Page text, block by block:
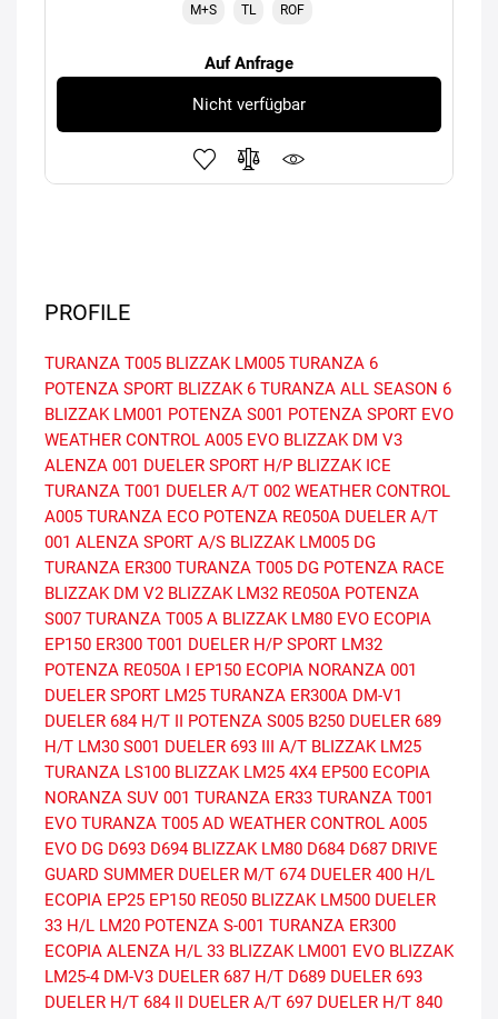
M+S TL ROF
Auf Anfrage
Nicht verfügbar
PROFILE
TURANZA T005 BLIZZAK LM005 TURANZA 6
POTENZA SPORT BLIZZAK 6 TURANZA ALL SEASON 6
BLIZZAK LM001 POTENZA S001 POTENZA SPORT EVO
WEATHER CONTROL A005 EVO BLIZZAK DM V3
ALENZA 001 DUELER SPORT H/P BLIZZAK ICE
TURANZA T001 DUELER A/T 002 WEATHER CONTROL
A005 TURANZA ECO POTENZA RE050A DUELER A/T
001 ALENZA SPORT A/S BLIZZAK LM005 DG
TURANZA ER300 TURANZA T005 DG POTENZA RACE
BLIZZAK DM V2 BLIZZAK LM32 RE050A POTENZA
S007 TURANZA T005 A BLIZZAK LM80 EVO ECOPIA
EP150 ER300 T001 DUELER H/P SPORT LM32
POTENZA RE050A I
EP150 ECOPIA NORANZA 001
DUELER SPORT LM25 TURANZA ER300A DM-V1
DUELER 684 H/T II
POTENZA S005 B250 DUELER 689
H/T LM30 S001 DUELER 693 III A/T BLIZZAK LM25
TURANZA LS100 BLIZZAK LM25 4X4 EP500 ECOPIA
NORANZA SUV 001 TURANZA ER33 TURANZA T001
EVO TURANZA T005 AD WEATHER CONTROL A005
EVO DG D693 D694 BLIZZAK LM80 D684 D687 DRIVE
GUARD SUMMER DUELER M/T 674 DUELER 400 H/L
ECOPIA EP25 EP150 RE050 BLIZZAK LM500 DUELER
33 H/L LM20 POTENZA S-001 TURANZA ER300
ECOPIA ALENZA H/L 33 BLIZZAK LM001 EVO BLIZZAK
LM25-4 DM-V3 DUELER 687 H/T D689 DUELER 693
DUELER H/T 684 II
DUELER A/T 697 DUELER H/T 840